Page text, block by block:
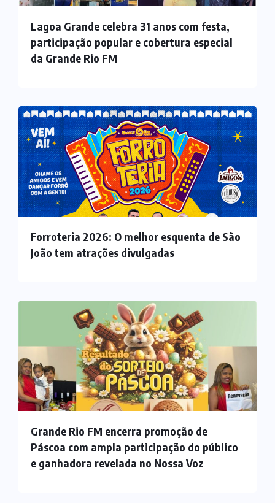
Lagoa Grande celebra 31 anos com festa,
participação popular e cobertura especial
da Grande Rio FM
Forroteria 2026: O melhor esquenta de São
João tem atrações divulgadas
Grande Rio FM encerra promoção de
Páscoa com ampla participação do público
e ganhadora revelada no Nossa Voz